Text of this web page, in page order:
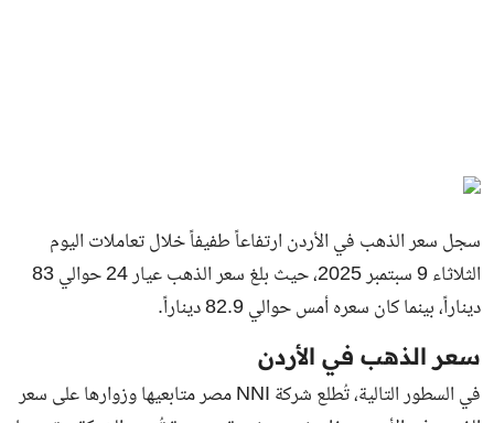
سجل سعر الذهب في الأردن ارتفاعاً طفيفاً خلال تعاملات اليوم
الثلاثاء 9 سبتمبر 2025، حيث بلغ سعر الذهب عيار 24 حوالي 83
ديناراً، بينما كان سعره أمس حوالي 82.9 ديناراً.
سعر الذهب في الأردن
في السطور التالية، تُطلع شركة NNI مصر متابعيها وزوارها على سعر